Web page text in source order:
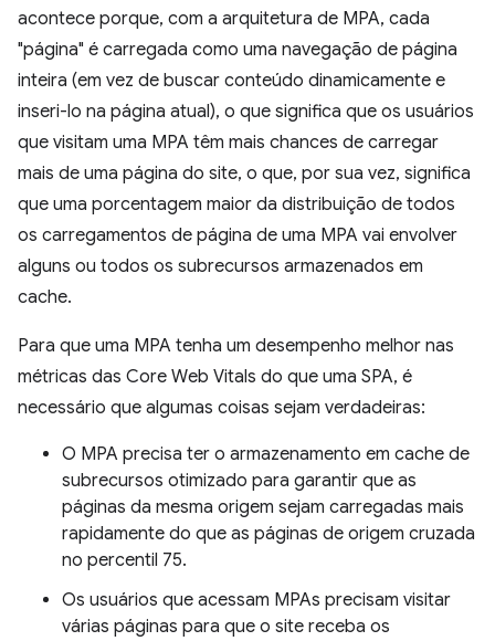
acontece porque, com a arquitetura de MPA, cada
"página" é carregada como uma navegação de página
inteira (em vez de buscar conteúdo dinamicamente e
inseri-lo na página atual), o que significa que os usuários
que visitam uma MPA têm mais chances de carregar
mais de uma página do site, o que, por sua vez, significa
que uma porcentagem maior da distribuição de todos
os carregamentos de página de uma MPA vai envolver
alguns ou todos os subrecursos armazenados em
cache.
Para que uma MPA tenha um desempenho melhor nas
métricas das Core Web Vitals do que uma SPA, é
necessário que algumas coisas sejam verdadeiras:
O MPA precisa ter o armazenamento em cache de
subrecursos otimizado para garantir que as
páginas da mesma origem sejam carregadas mais
rapidamente do que as páginas de origem cruzada
no percentil 75.
Os usuários que acessam MPAs precisam visitar
várias páginas para que o site receba os